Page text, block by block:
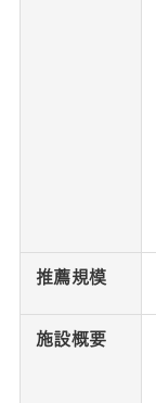
推薦規模
施設概要